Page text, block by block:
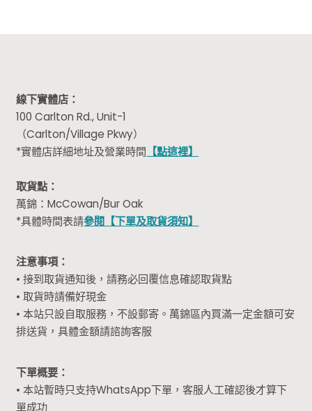
線下實體店：
100 Carlton Rd., Unit-1
（Carlton/Village Pkwy）
*實體店詳細地址及營業時間 【點這裡】
取貨點：
萬錦：McCowan/Bur Oak
*具體時間表請參閱【下單及取貨須知】
注意事項：
• 接到取貨通知後，請務必回覆信息確認取貨點
• 取貨時請備好現金
• 本站只設自取服務，不設郵寄。萬錦區內買滿一定金額可安
排送貨，具體金額請諮詢客服
下單概要：
• 本站暫時只支持WhatsApp下單，客服人工確認後才算下
單成功